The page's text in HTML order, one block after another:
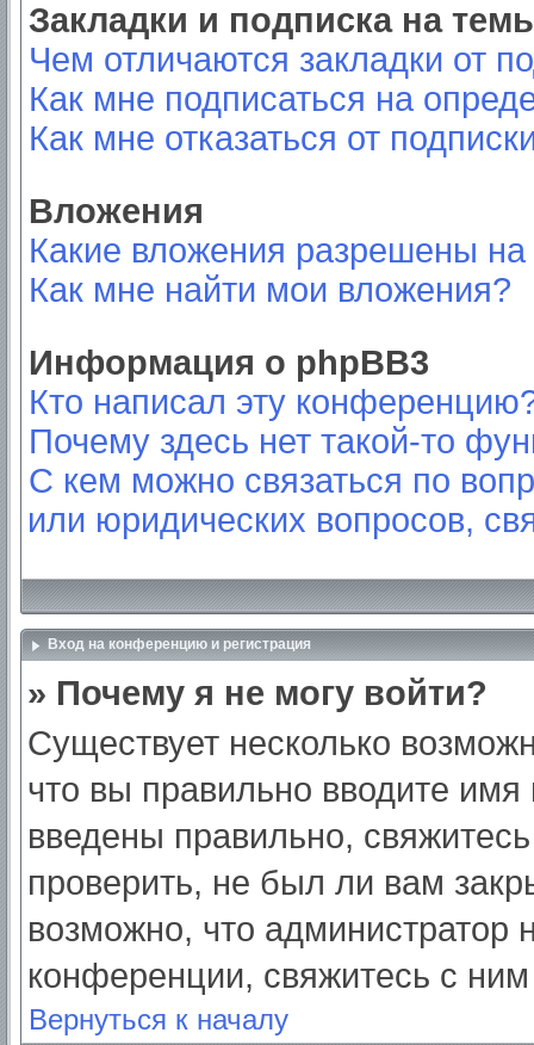
Закладки и подписка на
Чем отличаются закладки от
Как мне подписаться на
Как мне отказаться от
Вложения
Какие вложения разрешены
Как мне найти мои вложения?
Информация о phpBB3
Кто написал эту
Почему здесь нет такой-то
С кем можно связаться по
или юридических вопросов,
Вход на конференцию и регистрация
» Почему я не могу войти?
Существует несколько
что вы правильно вводите
введены правильно,
проверить, не был ли вам
возможно, что администратор
конференции, свяжитесь с
Вернуться к началу